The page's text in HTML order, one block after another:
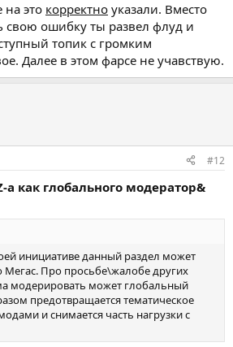
на это корректно указали. Вместо
свою ошибку ты развел флуд и
топик с громким
Далее в этом фарсе не учавствую.
#12
а как глобального модератор&
инициативе данный раздел может
Мегас. Про просьбе\жалобе других
модерировать может глобальный
предотвращается тематическое
и снимается часть нагрузки с